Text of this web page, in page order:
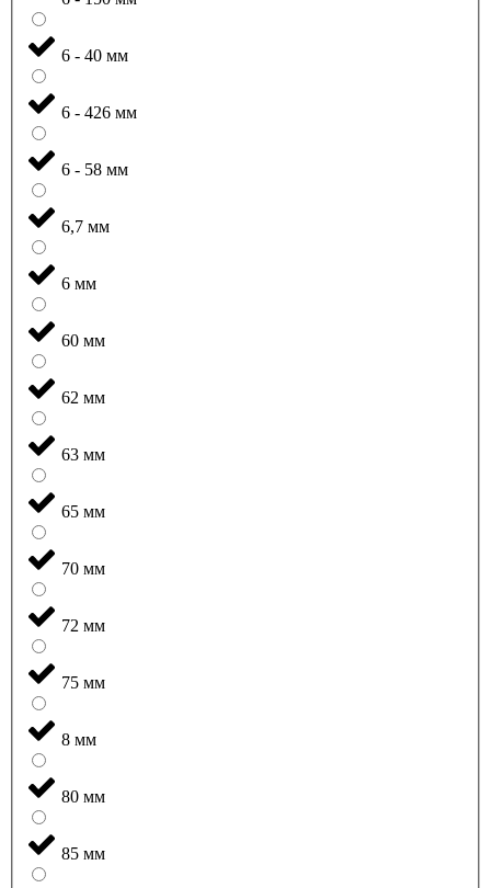
6 - 40 мм
6 - 426 мм
6 - 58 мм
6,7 мм
6 мм
60 мм
62 мм
63 мм
65 мм
70 мм
72 мм
75 мм
8 мм
80 мм
85 мм